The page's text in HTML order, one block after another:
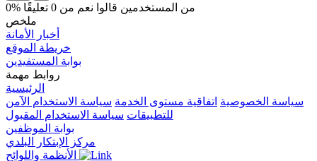
0% من المستخدمين قالوا نعم من 0 تعليقًا
ملخص
أخبار الأمانة
خريطة الموقع
بوابة المستفيدين
روابط مهمة
الرئيسية
سياسة الخصوصية اتفاقية مستوى الخدمة سياسة الاستخدام الآمن
للتطبيقات سياسة الاستخدام المقبول
بوابة الموظفين
مركز الإبتكار البلدي